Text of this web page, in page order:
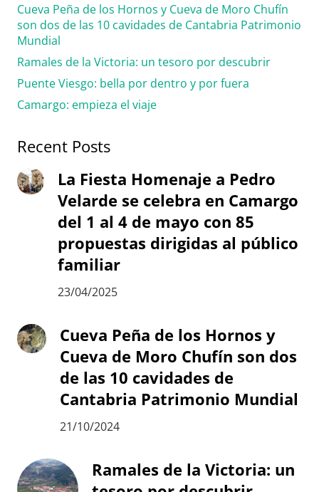
Cueva Peña de los Hornos y Cueva de Moro Chufín
son dos de las 10 cavidades de Cantabria Patrimonio
Mundial
Ramales de la Victoria: un tesoro por descubrir
Puente Viesgo: bella por dentro y por fuera
Camargo: empieza el viaje
Recent Posts
La Fiesta Homenaje a Pedro
Velarde se celebra en Camargo
del 1 al 4 de mayo con 85
propuestas dirigidas al público
familiar
23/04/2025
Cueva Peña de los Hornos y
Cueva de Moro Chufín son dos
de las 10 cavidades de
Cantabria Patrimonio Mundial
21/10/2024
Ramales de la Victoria: un